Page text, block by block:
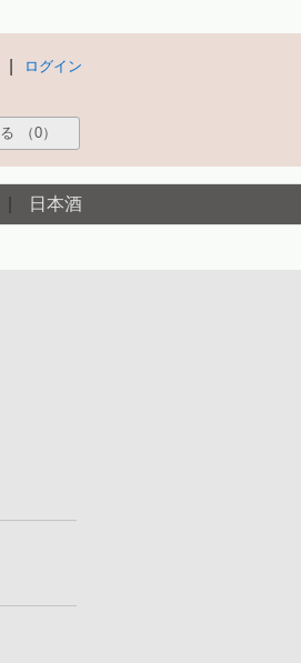
ログイン
（0）
日本酒